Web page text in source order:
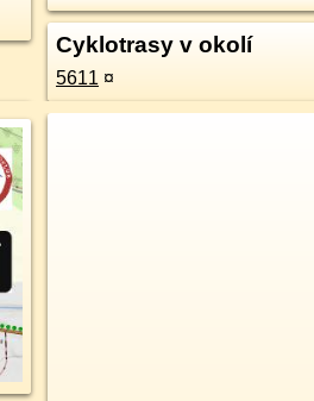
Cyklotrasy v okolí
5611 ¤